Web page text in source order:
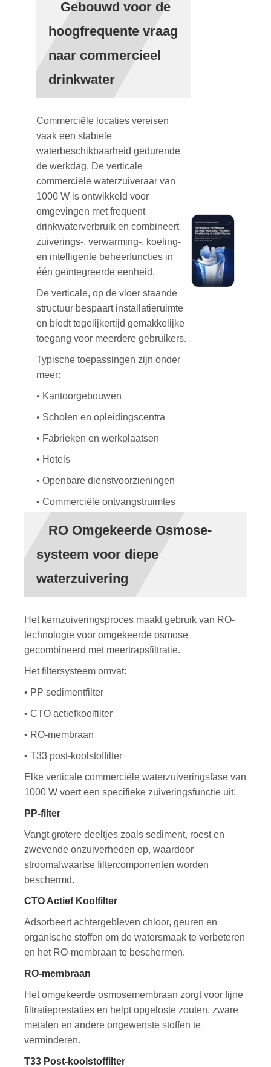
Gebouwd voor de
hoogfrequente vraag
naar commercieel
drinkwater
Commerciële locaties vereisen
vaak een stabiele
waterbeschikbaarheid gedurende
de werkdag. De verticale
commerciële waterzuiveraar van
1000 W is ontwikkeld voor
omgevingen met frequent
drinkwaterverbruik en combineert
zuiverings-, verwarming-, koeling-
en intelligente beheerfuncties in
één geïntegreerde eenheid.
De verticale, op de vloer staande
structuur bespaart installatieruimte
en biedt tegelijkertijd gemakkelijke
toegang voor meerdere gebruikers.
Typische toepassingen zijn onder
meer:
• Kantoorgebouwen
• Scholen en opleidingscentra
• Fabrieken en werkplaatsen
• Hotels
• Openbare dienstvoorzieningen
• Commerciële ontvangstruimtes
RO Omgekeerde Osmose-
systeem voor diepe
waterzuivering
Het kernzuiveringsproces maakt gebruik van RO-
technologie voor omgekeerde osmose
gecombineerd met meertrapsfiltratie.
Het filtersysteem omvat:
• PP sedimentfilter
• CTO actiefkoolfilter
• RO-membraan
• T33 post-koolstoffilter
Elke verticale commerciële waterzuiveringsfase van
1000 W voert een specifieke zuiveringsfunctie uit:
PP-filter
Vangt grotere deeltjes zoals sediment, roest en
zwevende onzuiverheden op, waardoor
stroomafwaartse filtercomponenten worden
beschermd.
CTO Actief Koolfilter
Adsorbeert achtergebleven chloor, geuren en
organische stoffen om de watersmaak te verbeteren
en het RO-membraan te beschermen.
RO-membraan
Het omgekeerde osmosemembraan zorgt voor fijne
filtratieprestaties en helpt opgeloste zouten, zware
metalen en andere ongewenste stoffen te
verminderen.
T33 Post-koolstoffilter